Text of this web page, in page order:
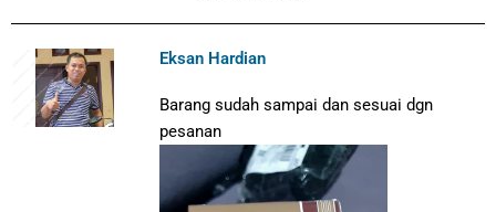
Eksan Hardian
Barang sudah sampai dan sesuai dgn
pesanan